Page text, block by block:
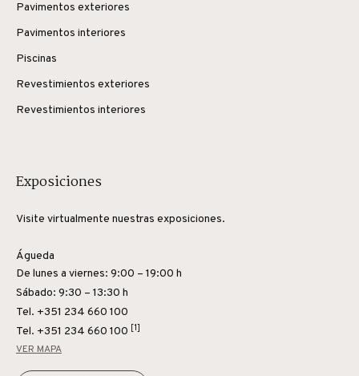
Pavimentos exteriores
Pavimentos interiores
Piscinas
Revestimientos exteriores
Revestimientos interiores
Exposiciones
Visite virtualmente nuestras exposiciones.
Águeda
De lunes a viernes: 9:00 – 19:00 h
Sábado: 9:30 – 13:30 h
Tel. +351 234 660 100
Tel. +351 234 660 100 [1]
VER MAPA